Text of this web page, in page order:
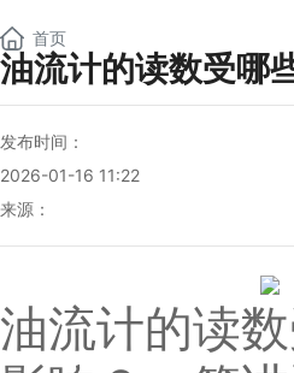
首页
油流计的读数受哪
发布时间：
2026-01-16 11:22
来源：
油流计的读